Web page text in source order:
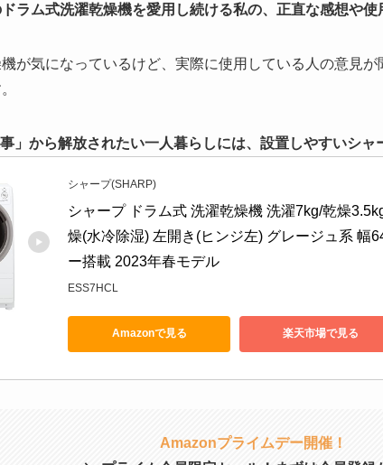
ラム式洗濯乾燥機を愛用し続ける私の、正直な感想や使
機が気になっているけど、実際に使用している人の意見
」から解放されたい一人暮らしには、設置しやすいシャ
シャープ(SHARP)
シャープ ドラム式 洗濯乾燥機 洗濯7kg/乾燥
燥(水冷除湿) 左開き(ヒンジ左) グレージュ系 幅
ー搭載 2023年春モデル
ESS7HCL
Amazonで見る 楽天市場で見る
Amazonプライムデー開催！